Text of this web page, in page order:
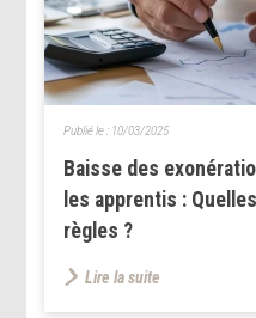
Baisse des
les apprentis :
règles ?
Publié le : 10/03/2025
Lire la suite